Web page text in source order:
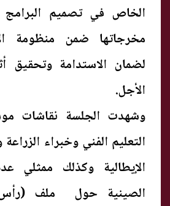
الخاص في تصميم البرامج
مخرجاتها ضمن منظومة
لضمان الاستدامة وتحقيق
الأجل.
وشهدت الجلسة نقاشات
التعليم الفني وخبراء
الإيطالية وكذلك ممثلي
الصينية حول ملف (رأس